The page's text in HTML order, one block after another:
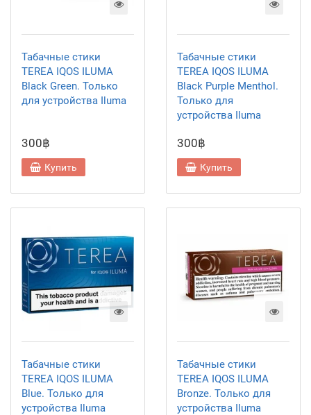
Табачные стики
TEREA IQOS ILUMA
Black Green. Только
для устройства Iluma
300฿
Купить
Табачные стики
TEREA IQOS ILUMA
Black Purple Menthol.
Только для
устройства Iluma
300฿
Купить
Табачные стики
TEREA IQOS ILUMA
Blue. Только для
устройства Iluma
Табачные стики
TEREA IQOS ILUMA
Bronze. Только для
устройства Iluma